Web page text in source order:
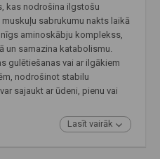
kas nodrošina ilgstošu
sabrukumu nakts laikā
aminoskābju komplekss,
un samazina katabolismu.
gulētiešanas vai ar ilgākiem
nodrošinot stabilu
sajaukt ar ūdeni, pienu vai
Lasīt vairāk